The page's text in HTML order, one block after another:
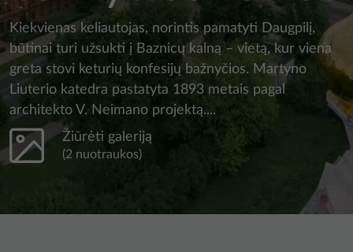
Kiekvienas keliautojas, norintis pamatyti Daugpilį,
būtinai turi užsukti į Baznicų kalną – vietą, kur viena
greta stovi keturių konfesijų bažnyčios. Martyno
Liuterio katedra pastatyta 1893 metais pagal
architekto V. Neimano projektą....
Žiūrėti galeriją
(2 nuotraukos)